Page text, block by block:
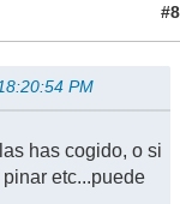
#8
PM
has cogido, o si
etc...puede